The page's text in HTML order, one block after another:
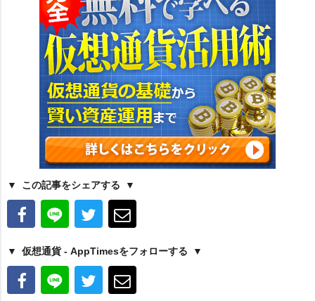
この記事をシェアする
仮想通貨 - AppTimesをフォローする